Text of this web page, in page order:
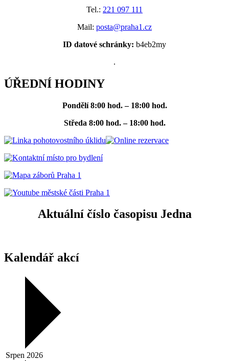
Tel.: 221 097 111
Mail: posta@praha1.cz
ID datové schránky: b4eb2my
.
ÚŘEDNÍ HODINY
Pondělí 8:00 hod. – 18:00 hod.
Středa 8:00 hod. – 18:00 hod.
Aktuální číslo časopisu Jedna
Kalendář akcí
Srpen 2026